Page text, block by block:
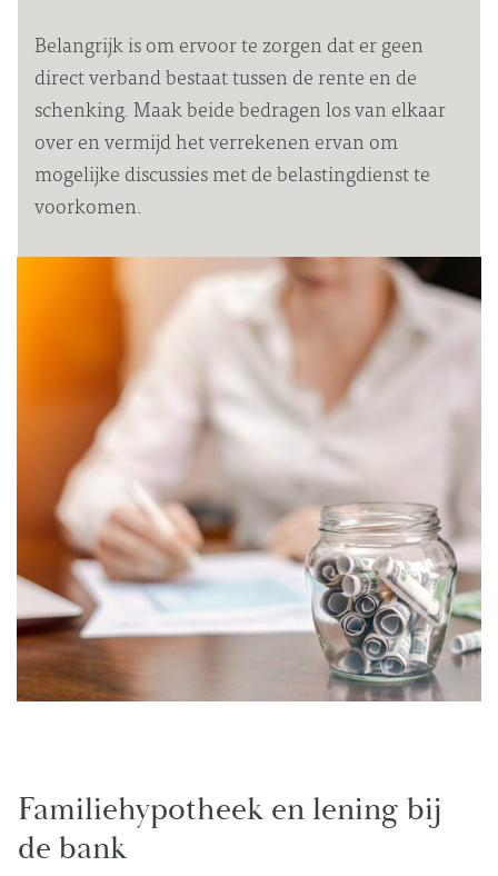
Belangrijk is om ervoor te zorgen dat er geen
direct verband bestaat tussen de rente en de
schenking. Maak beide bedragen los van elkaar
over en vermijd het verrekenen ervan om
mogelijke discussies met de belastingdienst te
voorkomen.
Familiehypotheek en lening bij
de bank